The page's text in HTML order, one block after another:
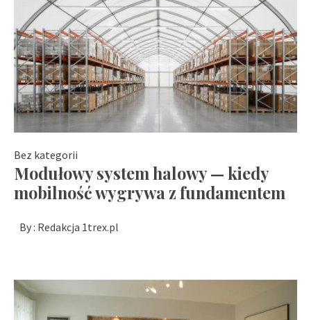
Bez kategorii
Modułowy system halowy — kiedy
mobilność wygrywa z fundamentem
By : Redakcja 1trex.pl